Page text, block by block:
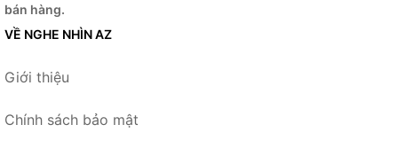
bán hàng.
VỀ NGHE NHÌN AZ
Giới thiệu
Chính sách bảo mật